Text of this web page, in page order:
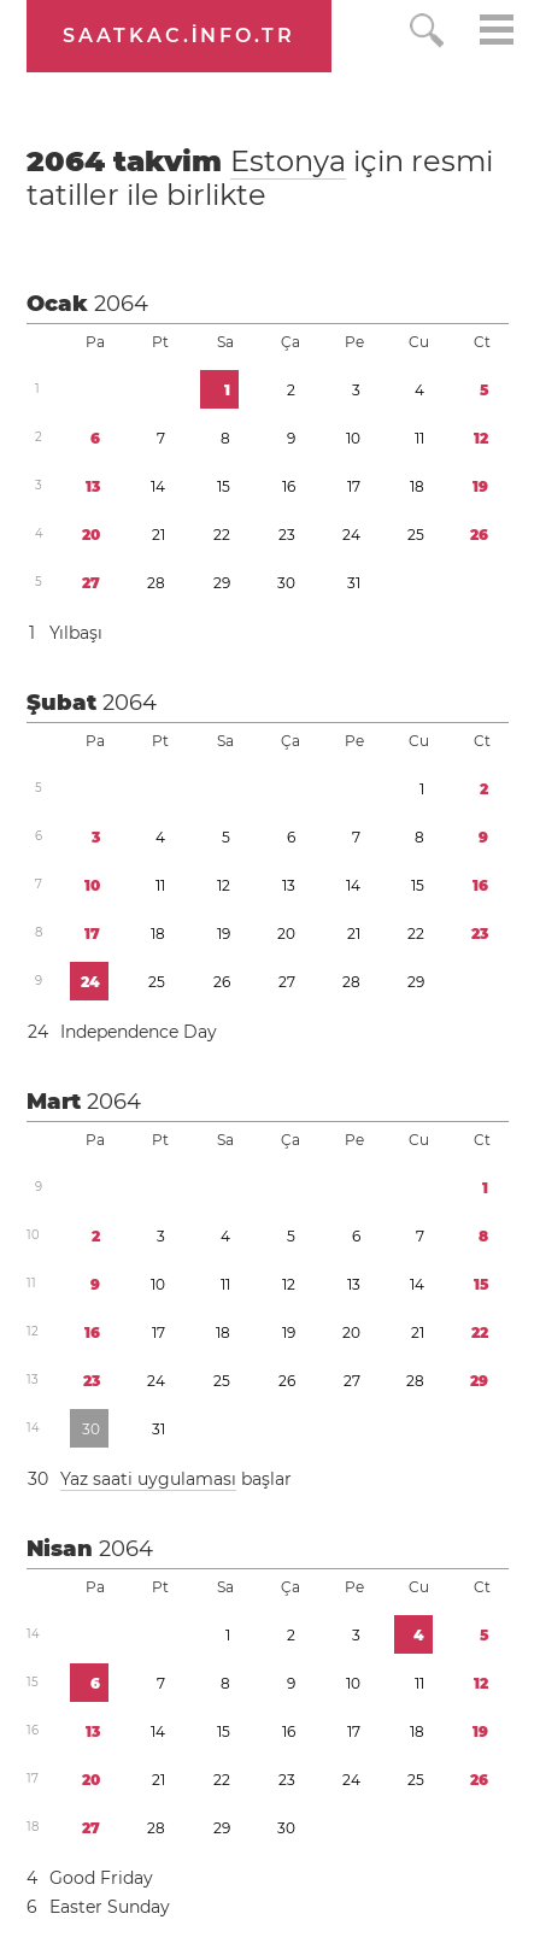
SAATKAC.INFO.TR
2064 takvim Estonya için resmi
tatiller ile birlikte
Ocak2064
Pa Pt Sa Ça Pe Cu Ct
1 1 2 3 4 5
2 6 7 8 9 10 11 12
3 13 14 15 16 17 18 19
4 20 21 22 23 24 25 26
5 27 28 29 30 31
1 Yılbaşı
Şubat2064
Pa Pt Sa Ça Pe Cu Ct
5 1 2
6 3 4 5 6 7 8 9
7 10 11 12 13 14 15 16
8 17 18 19 20 21 22 23
9 24 25 26 27 28 29
24 Independence Day
Mart2064
Pa Pt Sa Ça Pe Cu Ct
9 1
10 2 3 4 5 6 7 8
11 9 10 11 12 13 14 15
12 16 17 18 19 20 21 22
13 23 24 25 26 27 28 29
14 30 31
30 Yaz saati uygulaması başlar
Nisan2064
Pa Pt Sa Ça Pe Cu Ct
14 1 2 3 4 5
15 6 7 8 9 10 11 12
16 13 14 15 16 17 18 19
17 20 21 22 23 24 25 26
18 27 28 29 30
4 Good Friday
6
Easter Sunday